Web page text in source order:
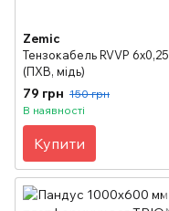
Zemic
Тензокабель RVVP 6х0,25
(ПХВ, мідь)
79 грн 150 грн
В наявності
Купити